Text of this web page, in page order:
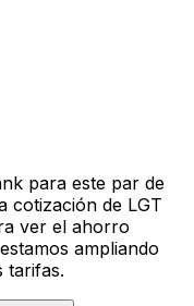
para este par de
cotización de LGT
ver el ahorro
ampliando
tarifas.